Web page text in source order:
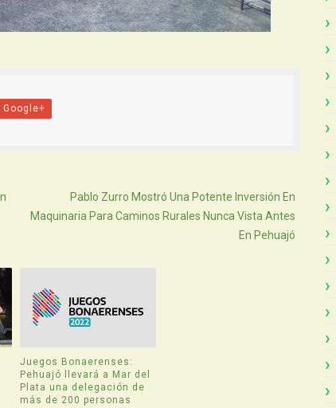
Google+
Pablo Zurro Mostró Una Potente Inversión En
Maquinaria Para Caminos Rurales Nunca Vista Antes
En Pehuajó
Juegos Bonaerenses:
Pehuajó llevará a Mar del
Plata una delegación de
más de 200 personas